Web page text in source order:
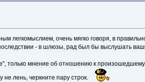
легкомыслием, очень мягко говоря, в
- в шлюзы, рад был бы выслушать
только мнение об отношению к
лень, черкните пару строк.